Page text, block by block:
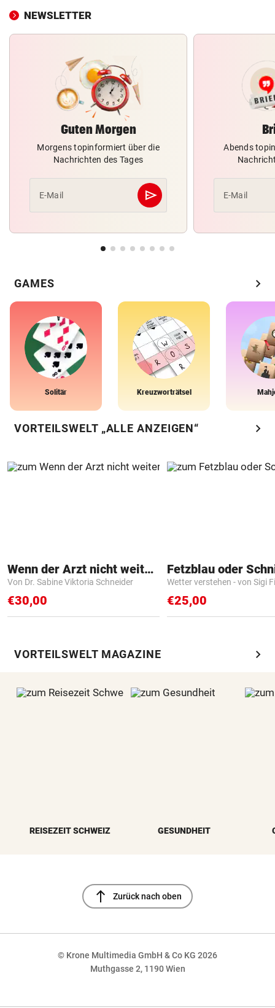
NEWSLETTER
Guten Morgen
Morgens topinformiert über die
Nachrichten des Tages
E-Mail send
Abschicken
Abends
E-Mail
GAMES chevron_right
Solitär Kreuzworträtsel
VORTEILSWELT „ALLE ANZEIGEN“ chevron_right
Wenn der Arzt nicht weiter weiß
Von Dr. Sabine Viktoria Schneider
€30,00
Fetzblau oder
Wetter verstehen - von Sigi
€25,00
VORTEILSWELT MAGAZINE chevron_right
REISEZEIT SCHWEIZ GESUNDHEIT
north Zurück nach oben
© Krone Multimedia GmbH & Co KG 2026
Muthgasse 2, 1190 Wien